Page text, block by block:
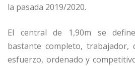
la pasada 2019/2020.
El central de 1,90m se
bastante completo, trabajador,
esfuerzo, ordenado y